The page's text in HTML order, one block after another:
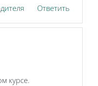
Ответить
курсе.